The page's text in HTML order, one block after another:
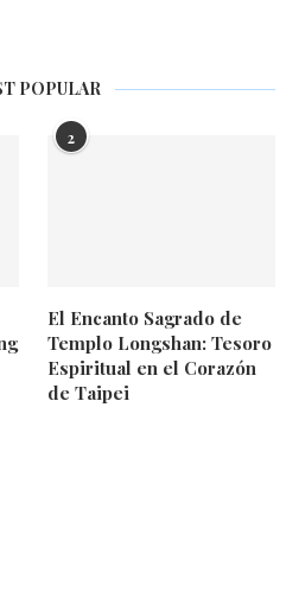
POPULAR
2
El Encanto Sagrado de
Templo Longshan: Tesoro
Espiritual en el Corazón
de Taipei